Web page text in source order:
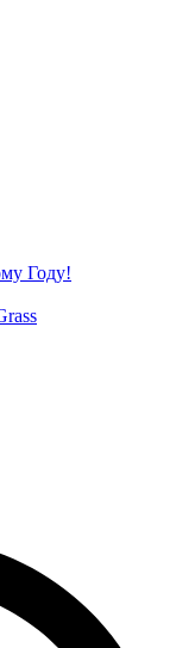
Году!